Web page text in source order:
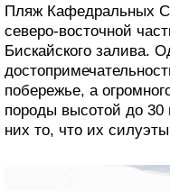
Пляж Кафедральных
северо-восточной
Бискайского залива.
побережье, а
породы высотой до 30
них то, что их